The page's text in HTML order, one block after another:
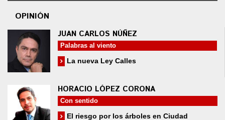
OPINIÓN
JUAN CARLOS NÚÑEZ
Palabras al viento
La nueva Ley Calles
HORACIO LÓPEZ CORONA
Con sentido
El riesgo por los árboles en Ciudad